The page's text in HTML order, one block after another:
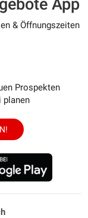
App
& Öffnungszeiten
Prospekten
planen